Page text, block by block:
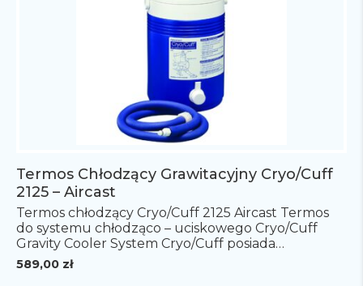
Termos Chłodzący Grawitacyjny Cryo/Cuff
2125 – Aircast
589,00 zł
Termos chłodzący Cryo/Cuff 2125 Aircast Termos
do systemu chłodząco – uciskowego Cryo/Cuff
Gravity Cooler System Cryo/Cuff posiada
zastosowanie w terapii zimnem oraz dodatkowo
zapewnia kompresję wybranej części ciała